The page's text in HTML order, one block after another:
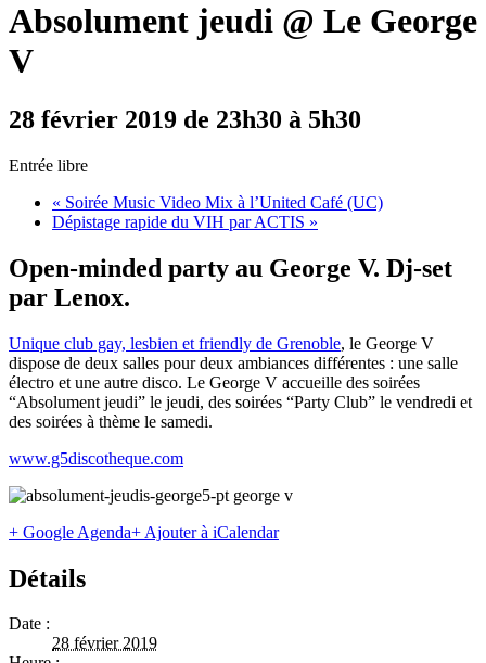
Absolument jeudi @ Le George
V
28 février 2019 de 23h30 à 5h30
Entrée libre
« Soirée Music Video Mix à l’United Café (UC)
Dépistage rapide du VIH par ACTIS »
Open-minded party au George V. Dj-set
par Lenox.
Unique club gay, lesbien et friendly de Grenoble, le George V
dispose de deux salles pour deux ambiances différentes : une salle
électro et une autre disco. Le George V accueille des soirées
“Absolument jeudi” le jeudi, des soirées “Party Club” le vendredi et
des soirées à thème le samedi.
www.g5discotheque.com
+ Google Agenda+ Ajouter à iCalendar
Détails
Date :
28 février 2019